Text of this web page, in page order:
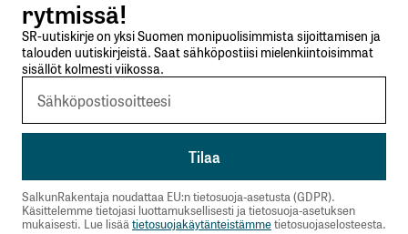
rytmissä!
SR-uutiskirje on yksi Suomen monipuolisimmista sijoittamisen ja
talouden uutiskirjeistä. Saat sähköpostiisi mielenkiintoisimmat
sisällöt kolmesti viikossa.
SalkunRakentaja noudattaa EU:n tietosuoja-asetusta (GDPR).
Käsittelemme tietojasi luottamuksellisesti ja tietosuoja-asetuksen
mukaisesti. Lue lisää tietosuojakäytänteistämmetietosuojaselosteesta.